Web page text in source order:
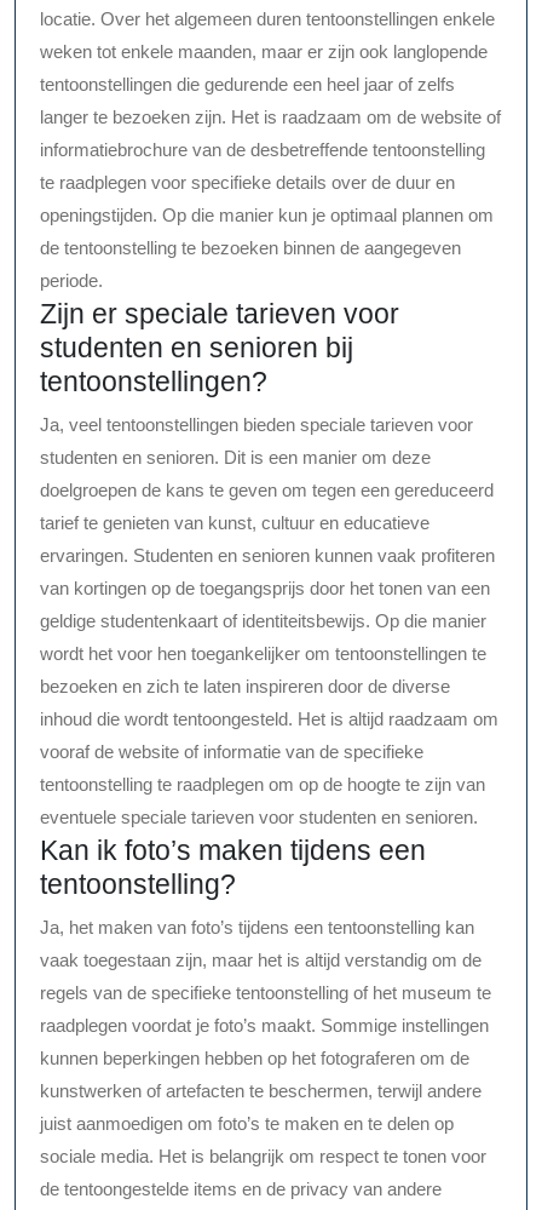
locatie. Over het algemeen duren tentoonstellingen enkele
weken tot enkele maanden, maar er zijn ook langlopende
tentoonstellingen die gedurende een heel jaar of zelfs
langer te bezoeken zijn. Het is raadzaam om de website of
informatiebrochure van de desbetreffende tentoonstelling
te raadplegen voor specifieke details over de duur en
openingstijden. Op die manier kun je optimaal plannen om
de tentoonstelling te bezoeken binnen de aangegeven
periode.
Zijn er speciale tarieven voor
studenten en senioren bij
tentoonstellingen?
Ja, veel tentoonstellingen bieden speciale tarieven voor
studenten en senioren. Dit is een manier om deze
doelgroepen de kans te geven om tegen een gereduceerd
tarief te genieten van kunst, cultuur en educatieve
ervaringen. Studenten en senioren kunnen vaak profiteren
van kortingen op de toegangsprijs door het tonen van een
geldige studentenkaart of identiteitsbewijs. Op die manier
wordt het voor hen toegankelijker om tentoonstellingen te
bezoeken en zich te laten inspireren door de diverse
inhoud die wordt tentoongesteld. Het is altijd raadzaam om
vooraf de website of informatie van de specifieke
tentoonstelling te raadplegen om op de hoogte te zijn van
eventuele speciale tarieven voor studenten en senioren.
Kan ik foto’s maken tijdens een
tentoonstelling?
Ja, het maken van foto’s tijdens een tentoonstelling kan
vaak toegestaan zijn, maar het is altijd verstandig om de
regels van de specifieke tentoonstelling of het museum te
raadplegen voordat je foto’s maakt. Sommige instellingen
kunnen beperkingen hebben op het fotograferen om de
kunstwerken of artefacten te beschermen, terwijl andere
juist aanmoedigen om foto’s te maken en te delen op
sociale media. Het is belangrijk om respect te tonen voor
de tentoongestelde items en de privacy van andere